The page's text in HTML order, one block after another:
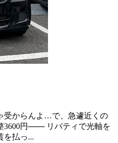
受からんよ…で、急遽近くの
3600円─── リバティで光軸を
を払っ...